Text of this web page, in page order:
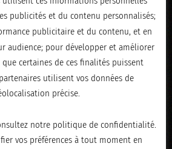
publicités et du contenu personnalisés;
publicitaire et du contenu, et en
audience; pour développer et améliorer
certaines de ces finalités puissent
utilisent vos données de
précise.
notre politique de confidentialité.
vos préférences à tout moment en